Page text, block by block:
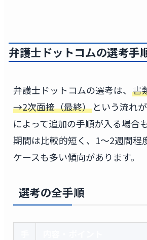
弁護士ドットコムの選考手
弁護士ドットコムの選考は、 書
→2次面接（最終）という流れ
によって追加の手順が入る場合
期間は比較的短く、1〜2週間程
ケースも多い傾向があります。
選考の全手順